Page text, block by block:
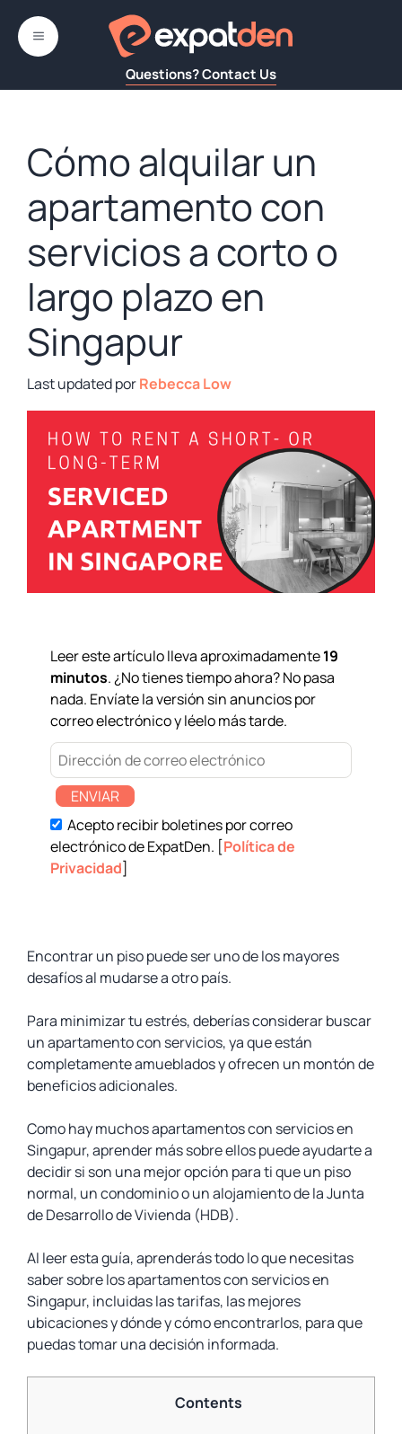
contenido
Questions? Contact Us
MENÚ
Cómo alquilar un
apartamento con
servicios a corto o
largo plazo en
Singapur
porRebecca Low
Leer este artículo lleva aproximadamente19
minutos. ¿No tienes tiempo ahora? No pasa
nada. Envíate la versión sin anuncios por
correo electrónico y léelo más tarde.
ENVIAR
Acepto recibir boletines por correo
electrónico de ExpatDen. [Política de
Privacidad]
Encontrar un piso puede ser uno de los mayores
desafíos al mudarse a otro país.
Para minimizar tu estrés, deberías considerar buscar
un apartamento con servicios, ya que están
completamente amueblados y ofrecen un montón de
beneficios adicionales.
Como hay muchos apartamentos con servicios en
Singapur, aprender más sobre ellos puede ayudarte a
decidir si son una mejor opción para ti que un piso
normal, un condominio o un alojamiento de la Junta
de Desarrollo de Vivienda (HDB).
Al leer esta guía, aprenderás todo lo que necesitas
saber sobre los apartamentos con servicios en
Singapur, incluidas las tarifas, las mejores
ubicaciones y dónde y cómo encontrarlos, para que
puedas tomar una decisión informada.
Contents